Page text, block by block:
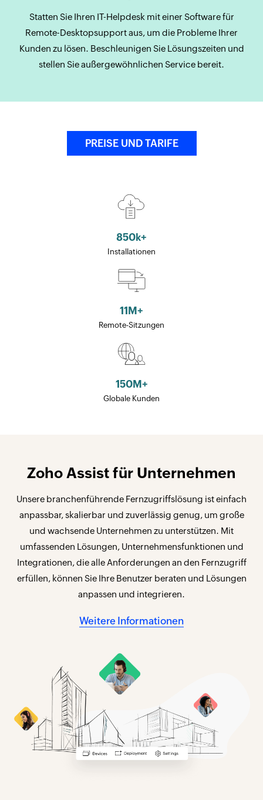
Statten Sie Ihren IT-Helpdesk mit einer Software für
Remote-Desktopsupport aus, um die Probleme Ihrer
Kunden zu lösen. Beschleunigen Sie Lösungszeiten und
stellen Sie außergewöhnlichen Service bereit.
PREISE UND TARIFE
850k+
Installationen
11 M+
Remote-Sitzungen
150M+
Globale Kunden
Zoho Assist für Unternehmen
Unsere branchenführende Fernzugriffslösung ist einfach
anpassbar, skalierbar und zuverlässig genug, um große
und wachsende Unternehmen zu unterstützen. Mit
umfassenden Lösungen, Unternehmensfunktionen und
Integrationen, die alle Anforderungen an den Fernzugriff
erfüllen, können Sie Ihre Benutzer beraten und Lösungen
anpassen und integrieren.
Weitere Informationen